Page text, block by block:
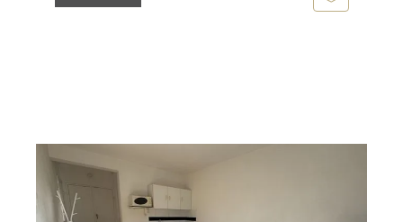
REIMS 51
18,40 m
, 1 pièce
Ref : 17557